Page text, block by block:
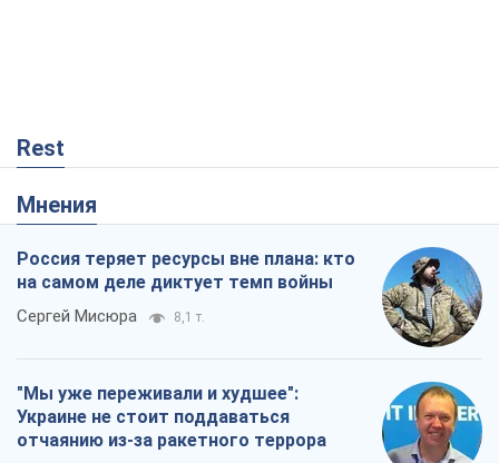
Rest
Мнения
Россия теряет ресурсы вне плана: кто
на самом деле диктует темп войны
Сергей Мисюра 8,1 т.
"Мы уже переживали и худшее":
Украине не стоит поддаваться
отчаянию из-за ракетного террора